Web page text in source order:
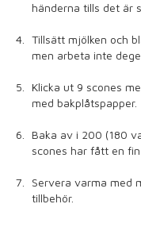
händerna tills det är
Tillsätt mjölken och
men arbeta inte
Klicka ut 9 scones
med bakplåtspapper.
Baka av i 200 (180
scones har fått en fin
Servera varma med
tillbehör.